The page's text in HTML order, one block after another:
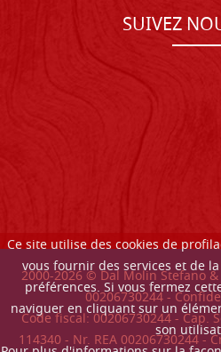
Ce site utilise des cookies de
vous fournir des services et de
préférences. Si vous fermez
naviguer en cliquant sur un
son
SUIVEZ
2000-2026© Dal Molin Stefano &
00206730244 -
Code fiscal: 00206730244 - Cap.
114340 - Nr. REA 00206730244 -